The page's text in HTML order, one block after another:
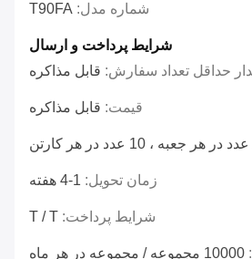
شماره مدل: T90FA
شرایط پرداخت و ارسال
حداقل تعداد سفارش: قابل مذاکره
قیمت: قابل مذاکره
زمان تحویل: 1-4 هفته
شرایط پرداخت: T / T
10000 مجموعه / مجموعه در هر ماه